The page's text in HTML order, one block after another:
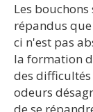
Les
répandus
ci n'est pas
la formation
des difficultés
odeurs